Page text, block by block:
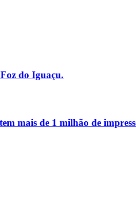
do Iguaçu.
mais de 1 milhão de